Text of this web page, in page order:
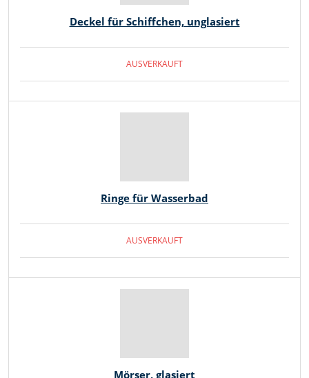
Deckel für Schiffchen, unglasiert
AUSVERKAUFT
Ringe für Wasserbad
AUSVERKAUFT
Mörser, glasiert